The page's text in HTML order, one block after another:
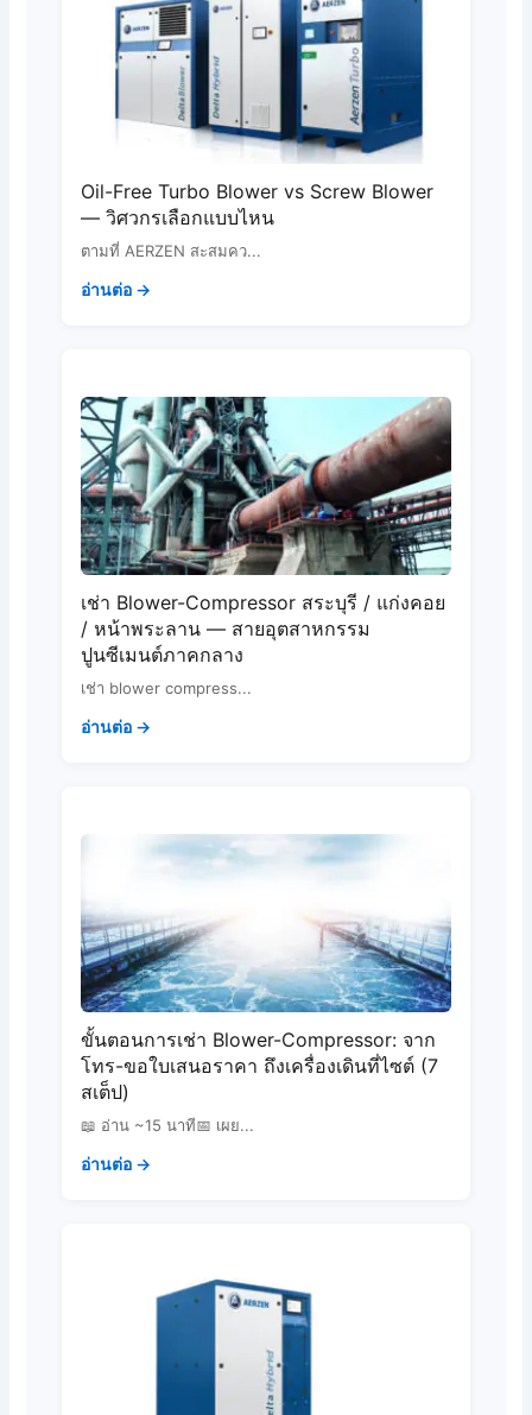
Oil-Free Turbo Blower vs Screw Blower
— วิศวกรเลือกแบบไหน
ตามที่ AERZEN สะสมคว...
อ่านต่อ →
เช่า Blower-Compressor สระบุรี / แก่งคอย
/ หน้าพระลาน — สายอุตสาหกรรม
ปูนซีเมนต์ภาคกลาง
เช่า blower compress...
อ่านต่อ →
ขั้นตอนการเช่า Blower-Compressor: จาก
โทร-ขอใบเสนอราคา ถึงเครื่องเดินที่ไซต์ (7
สเต็ป)
📖 อ่าน ~15 นาที📅 เผย...
อ่านต่อ →